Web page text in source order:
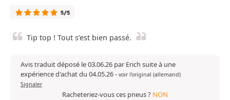
5/5
Tip top ! Tout s’est bien passé.
Avis traduit déposé le 03.06.26 par Erich suite à une
expérience d'achat du 04.05.26- voir l'original (allemand)
Signaler
Racheteriez-vous ces pneus ? NON